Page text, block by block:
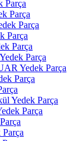
Parça
Parça
Parça
Parça
Parça
Parça
Yedek Parça
Parça
Yedek Parça
Parça